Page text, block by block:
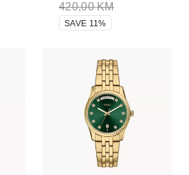
420,00KM
SAVE 11%